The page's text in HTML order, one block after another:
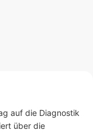
auf die Diagnostik
über die